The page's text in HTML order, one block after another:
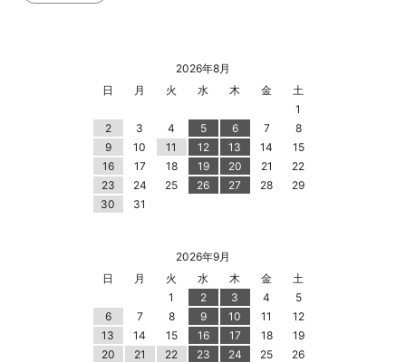
2026年8月
日
月 火 水 木 金
土
1
2
3 4 5 6 7
8
9
10 11 12 13 14
15
16
17 18 19 20 21
22
23
24 25 26 27 28
29
30
31
2026年9月
日
月 火 水 木 金
土
1
2 3 4
5
6
7 8 9 10 11
12
13
14 15 16 17 18
19
20
21 22 23 24 25
26